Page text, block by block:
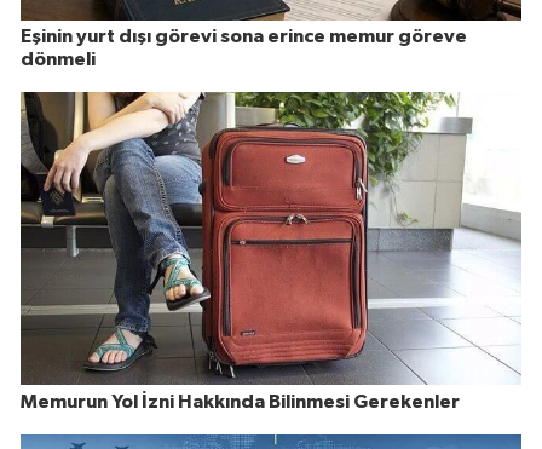
Eşinin yurt dışı görevi sona erince memur göreve
dönmeli
Memurun Yol İzni Hakkında Bilinmesi Gerekenler